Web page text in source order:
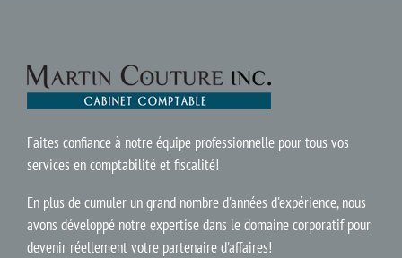
Faites confiance à notre équipe professionnelle pour tous vos
services en comptabilité et fiscalité!
En plus de cumuler un grand nombre d'années d'expérience, nous
avons développé notre expertise dans le domaine corporatif pour
devenir réellement votre partenaire d'affaires!